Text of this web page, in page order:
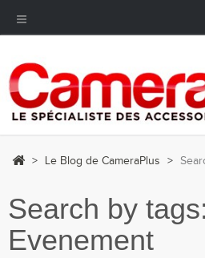
Toggle
Navigation
> Le Blog de CameraPlus >
Search by tags:
Evenement